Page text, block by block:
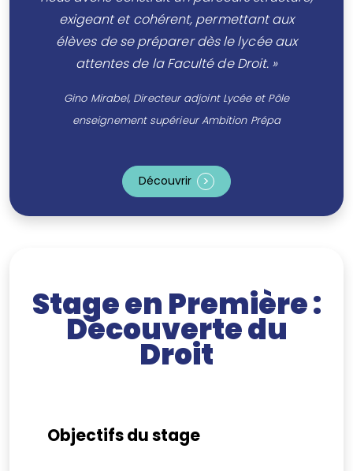
exigeant et cohérent, permettant aux
élèves de se préparer dès le lycée aux
attentes de la Faculté de Droit. »
Gino Mirabel, Directeur adjoint Lycée et Pôle
enseignement supérieur Ambition Prépa
Découvrir
Stage en Première :
Découverte du
Droit
Objectifs du stage